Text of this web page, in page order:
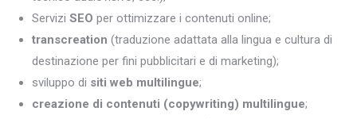
Servizi SEO per ottimizzare i contenuti online;
transcreation (traduzione adattata alla lingua e cultura di
destinazione per fini pubblicitari e di marketing);
sviluppo di siti web multilingue;
creazione di contenuti (copywriting) multilingue;